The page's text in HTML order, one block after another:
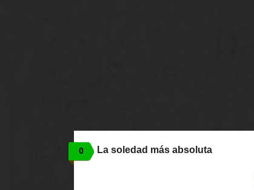
0 La soledad más absoluta